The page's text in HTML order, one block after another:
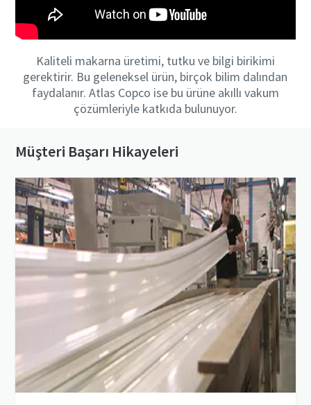
Kaliteli makarna üretimi, tutku ve bilgi birikimi
gerektirir. Bu geleneksel ürün, birçok bilim dalından
faydalanır. Atlas Copco ise bu ürüne akıllı vakum
çözümleriyle katkıda bulunuyor.
Müşteri Başarı Hikayeleri